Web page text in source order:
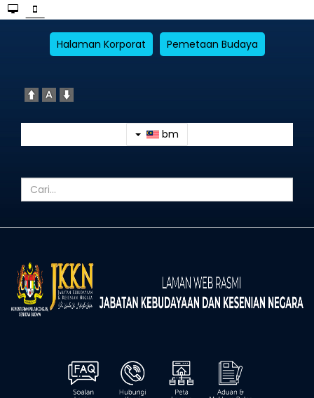
Halaman Korporat Pemetaan Budaya
bm